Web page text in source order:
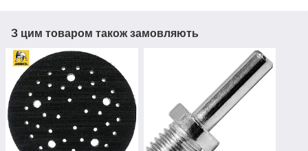
З цим товаром також замовляють